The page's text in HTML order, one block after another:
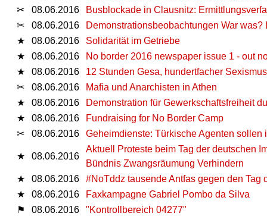
✂
08.06.2016
Busblockade in Clausnitz:
✂
08.06.2016
Demonstrationsbeobachtungen War
★
08.06.2016
Solidarität im Getriebe
★
08.06.2016
No border 2016 newspaper issue 1 - out
★
08.06.2016
12 Stunden Gesa, hundertfacher
✂
08.06.2016
Mafia und Anarchisten in Athen
★
08.06.2016
Demonstration für Gewerkschaftsfreiheit
★
08.06.2016
Fundraising for No Border Camp
✂
08.06.2016 Geheimdienste: Türkische Agenten
★ 08.06.2016
Aktuell Proteste beim Tag der deutschen
Bündnis Zwangsräumung Verhindern
★
08.06.2016
#‎NoTddz‬ tausende Antfas gegen den Tag
★
08.06.2016
Faxkampagne Gabriel Pombo da Silva
⚑
08.06.2016 "Kontrollbereich 04277"